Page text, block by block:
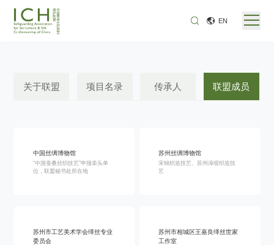
EN
关于联盟 项目名录 传承人 联盟成员
中国丝绸博物馆
“中国蚕桑丝织技艺”申报牵头单
位，联盟秘书处所在地
苏州丝绸博物馆
宋锦织造技艺、苏州漳缎织造技
艺
苏州市工艺美术学会缂丝专业
委员会
苏州市相城区王嘉良缂丝世家
工作室